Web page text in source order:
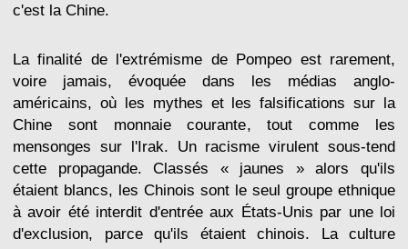
c'est la Chine.
La finalité de l'extrémisme de Pompeo est rarement,
voire jamais, évoquée dans les médias anglo-
américains, où les mythes et les falsifications sur la
Chine sont monnaie courante, tout comme les
mensonges sur l'Irak. Un racisme virulent sous-tend
cette propagande. Classés « jaunes » alors qu'ils
étaient blancs, les Chinois sont le seul groupe ethnique
à avoir été interdit d'entrée aux États-Unis par une loi
d'exclusion, parce qu'ils étaient chinois. La culture